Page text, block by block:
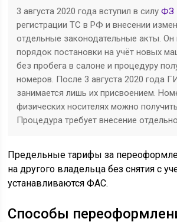
3 августа 2020 года вступил в силуФЗ
регистрации ТС в РФ и внесении
отдельные законодательные акты. Он
порядок постановки на учёт новых
без пробега в салоне и процедуру
номеров. После 3 августа 2020 года
занимается лишь их присвоением.
физических носителях можно
Процедура требует внесение
Предельные тарифы за
на другого владельца без снятия с
устанавливаются ФАС.
Способы